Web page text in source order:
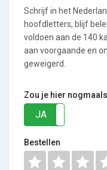
Schrijf in het
hoofdletters, blijf
voldoen aan de 140
aan voorgaande en
geweigerd.
Zou je hier
JA
Bestellen